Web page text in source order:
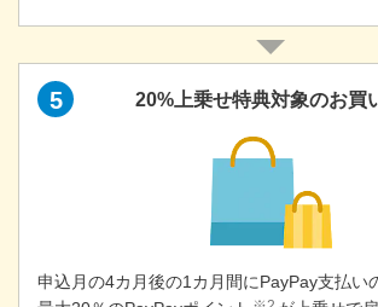
5 20%上乗せ特典対象のお買
申込月の4カ月後の1カ月間にPayPay支払い